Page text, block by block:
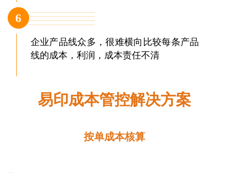
6
企业产品线众多，很难横向比较每条产品
线的成本，利润，成本责任不清
易印成本管控解决方案
按单成本核算